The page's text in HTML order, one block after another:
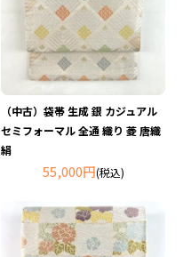
（中古）袋帯 生成 銀 カジュアル
セミフォーマル 全通 織り 菱 唐織
絹
55,000円(税込)